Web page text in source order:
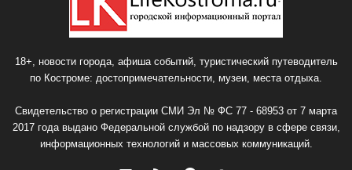
18+, новости города, афиша событий, туристический путеводитель
по Костроме: достопримечательности, музеи, места отдыха.
Свидетельство о регистрации СМИ Эл № ФС 77 - 68953 от 7 марта
2017 года выдано Федеральной службой по надзору в сфере связи,
информационных технологий и массовых коммуникаций.